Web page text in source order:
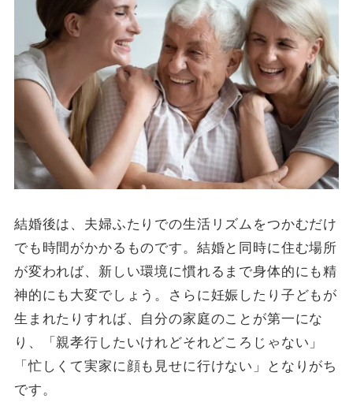
結婚後は、夫婦ふたりでの生活リズムをつかむだけ
でも時間がかかるものです。結婚と同時に住む場所
が変われば、新しい環境に慣れるまで身体的にも精
神的にも大変でしょう。さらに妊娠したり子どもが
生まれたりすれば、自分の家庭のことが第一にな
り、「親孝行したいけれどそれどころじゃない」
「忙しくて実家に顔も見せに行けない」となりがち
です。